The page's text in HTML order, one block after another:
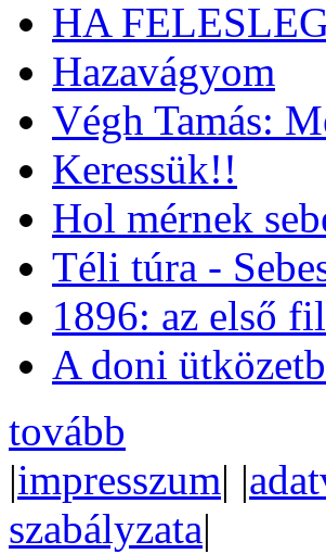
HA
Hazavágyom
Végh Tamás:
Keressük!!
Hol mérnek
Téli túra -
1896: az első
A doni
tovább
|impresszum| |
szabályzata|